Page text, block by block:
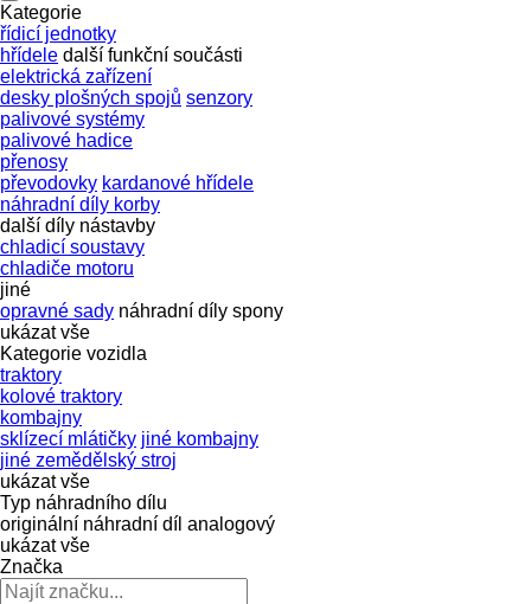
Kategorie
řídicí jednotky
hřídele další funkční součásti
elektrická zařízení
desky plošných spojů senzory
palivové systémy
palivové hadice
přenosy
převodovky kardanové hřídele
náhradní díly korby
další díly nástavby
chladicí soustavy
chladiče motoru
jiné
opravné sady náhradní díly spony
ukázat vše
Kategorie vozidla
traktory
kolové traktory
kombajny
sklízecí mlátičky jiné kombajny
jiné zemědělský stroj
ukázat vše
Typ náhradního dílu
originální náhradní díl analogový
ukázat vše
Značka